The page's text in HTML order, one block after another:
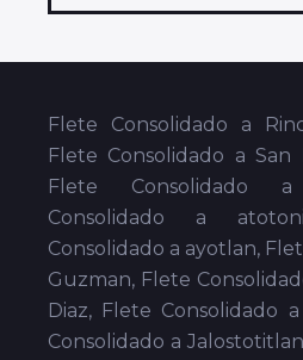
Flete Consolidado a
Flete Consolidado a San
Flete Consolidado
Consolidado a
Consolidado a ayotlan,
Guzman, Flete
Diaz, Flete Consolidado
Consolidado a